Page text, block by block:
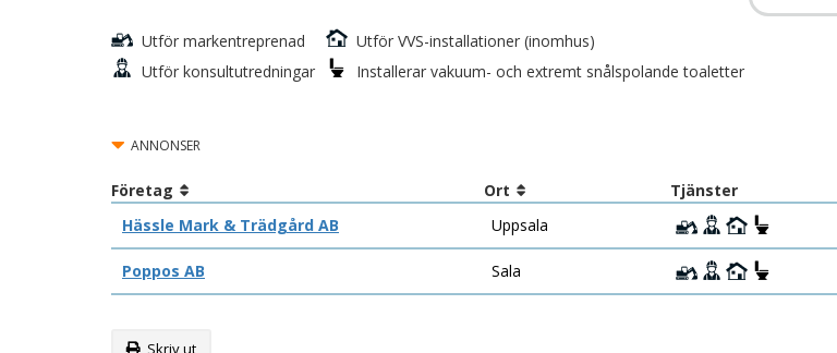
Utför markentreprenad
Utför konsultutredningar
Utför VVS-installationer (inomhus)
Installerar vakuum- och extremt snålspolande toaletter
ANNONSER
Företag Ort Tjänster
Hässle Mark & Trädgård AB
Uppsala
Poppos AB Sala
Skriv ut